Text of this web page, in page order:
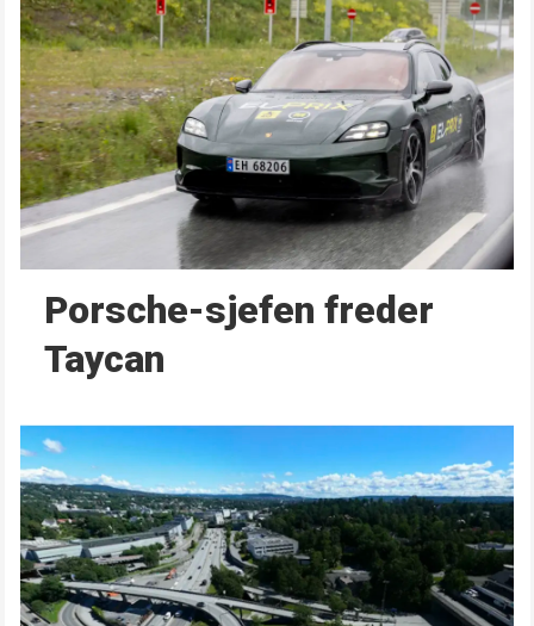
Porsche-sjefen freder
Taycan